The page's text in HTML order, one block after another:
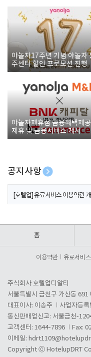
야놀자17주년 기념 야놀자
주센터 할인 프로모션 진행
야놀자제휴점 금융혜택제
제휴 및 금융서비스 게시
공지사항
[호텔업] 개인정보 처리방침 개정
[호텔업] 유료서비스 이용약관
홈
이용약관 유료서비
주식회사 호텔업디알티
서울특별시 금천구 가산동
대표이사: 이송주
사업자등
통신판매업신고: 서울금천-
고객센터: 1644-7896
Fax:
이메일:
Copyright ⓒ HotelupDRT